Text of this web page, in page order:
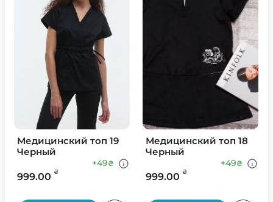
Медицинский топ 19
Черный
999.00 ₴
+49₴
Медицинский топ 18
Черный
999.00 ₴
+49₴